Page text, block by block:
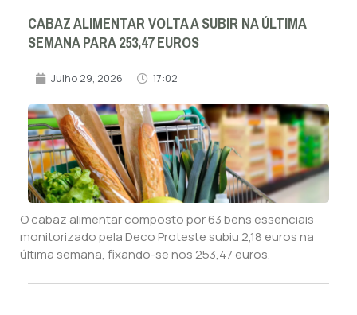
CABAZ ALIMENTAR VOLTA A SUBIR NA ÚLTIMA
SEMANA PARA 253,47 EUROS
Julho 29, 2026 17:02
O cabaz alimentar composto por 63 bens essenciais
monitorizado pela Deco Proteste subiu 2,18 euros na
última semana, fixando-se nos 253,47 euros.